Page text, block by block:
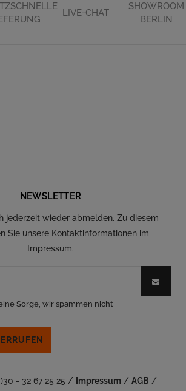
LIVE-CHAT
SHOWROOM
BERLIN
NEWSLETTER
jederzeit wieder abmelden. Zu diesem
Sie unsere Kontaktinformationen im
Impressum.
Sorge, wir spammen nicht
- 32 67 25 25 / Impressum / AGB /